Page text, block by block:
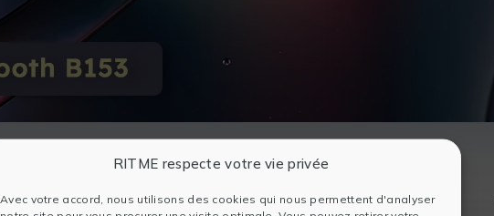
RITME respecte votre vie privée
Avec votre accord, nous utilisons des cookies qui nous permettent d'analyser